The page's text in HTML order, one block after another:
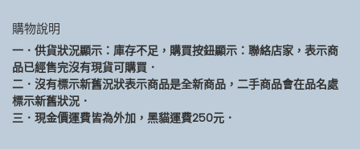
購物說明
一．供貨狀況顯示：庫存不足，購買按鈕顯示：聯絡店家，表示商
品已經售完沒有現貨可購買．
二．沒有標示新舊況狀表示商品是全新商品，二手商品會在品名處
標示新舊狀況．
三．現金價運費皆為外加，黑貓運費250元．